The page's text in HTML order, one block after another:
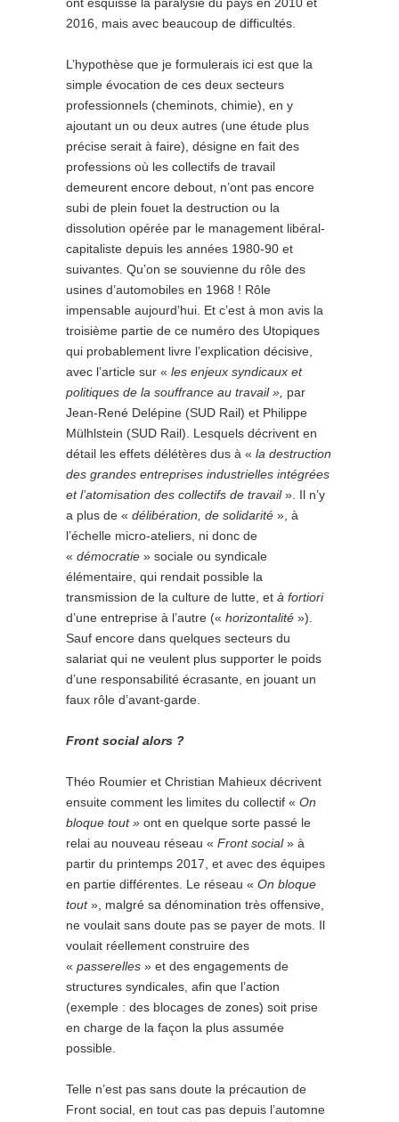
ont esquissé la paralysie du pays en 2010 et
2016, mais avec beaucoup de difficultés.
L’hypothèse que je formulerais ici est que la
simple évocation de ces deux secteurs
professionnels (cheminots, chimie), en y
ajoutant un ou deux autres (une étude plus
précise serait à faire), désigne en fait des
professions où les collectifs de travail
demeurent encore debout, n’ont pas encore
subi de plein fouet la destruction ou la
dissolution opérée par le management libéral-
capitaliste depuis les années 1980-90 et
suivantes. Qu’on se souvienne du rôle des
usines d’automobiles en 1968 ! Rôle
impensable aujourd’hui. Et c’est à mon avis la
troisième partie de ce numéro des Utopiques
qui probablement livre l’explication décisive,
avec l’article sur « les enjeux syndicaux et
politiques de la souffrance au travail », par
Jean-René Delépine (SUD Rail) et Philippe
Mülhlstein (SUD Rail). Lesquels décrivent en
détail les effets délétères dus à « la destruction
des grandes entreprises industrielles intégrées
et l’atomisation des collectifs de travail». Il n’y
a plus de « délibération, de solidarité », à
l’échelle micro-ateliers, ni donc de
« démocratie » sociale ou syndicale
élémentaire, qui rendait possible la
transmission de la culture de lutte, et à fortiori
d’une entreprise à l’autre (« horizontalité »).
Sauf encore dans quelques secteurs du
salariat qui ne veulent plus supporter le poids
d’une responsabilité écrasante, en jouant un
faux rôle d’avant-garde.
Front social alors ?
Théo Roumier et Christian Mahieux décrivent
ensuite comment les limites du collectif « On
bloque tout » ont en quelque sorte passé le
relai au nouveau réseau « Front social» à
partir du printemps 2017, et avec des équipes
en partie différentes. Le réseau « On bloque
tout», malgré sa dénomination très offensive,
ne voulait sans doute pas se payer de mots. Il
voulait réellement construire des
« passerelles » et des engagements de
structures syndicales, afin que l’action
(exemple : des blocages de zones) soit prise
en charge de la façon la plus assumée
possible.
Telle n’est pas sans doute la précaution de
Front social, en tout cas pas depuis l’automne